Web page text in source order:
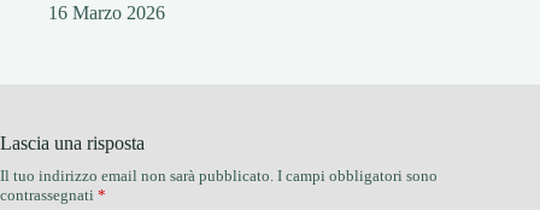
16 Marzo 2026
Lascia una risposta
Il tuo indirizzo email non sarà pubblicato. I campi obbligatori sono
contrassegnati *